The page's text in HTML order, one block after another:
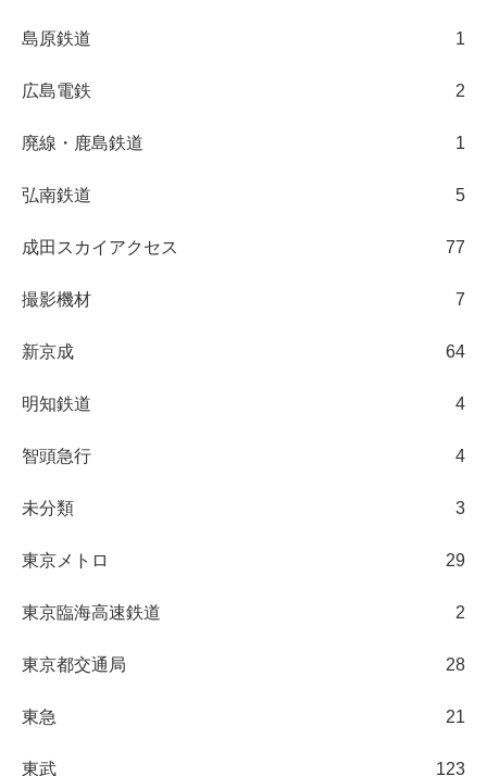
島原鉄道 1
広島電鉄 2
廃線・鹿島鉄道 1
弘南鉄道 5
成田スカイアクセス 77
撮影機材 7
新京成 64
明知鉄道 4
智頭急行 4
未分類 3
東京メトロ 29
東京臨海高速鉄道 2
東京都交通局 28
東急 21
東武 123